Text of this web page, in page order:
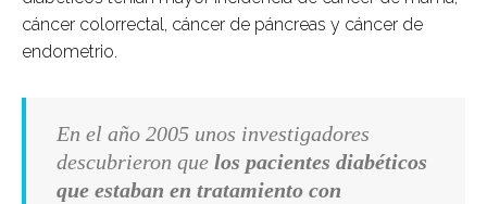
cáncer colorrectal, cáncer de páncreas y cáncer de
endometrio.
En el año 2005 unos investigadores
descubrieron que los pacientes diabéticos
que estaban en tratamiento con